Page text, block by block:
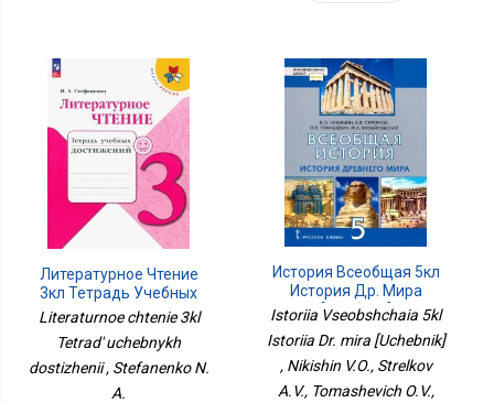
Литературное Чтение
3кл Тетрадь Учебных
Достижений
Literaturnoe chtenie 3kl
Tetrad' uchebnykh
dostizhenii , Stefanenko N.
A.
История Всеобщая 5кл
История Др. Мира
[Учебник]
Istoriia Vseobshchaia 5kl
Istoriia Dr. mira [Uchebnik]
, Nikishin V.O., Strelkov
A.V., Tomashevich O.V.,